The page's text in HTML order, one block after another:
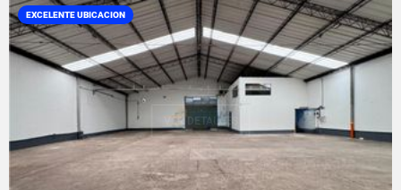
EXCELENTE UBICACION
VER DETALLES